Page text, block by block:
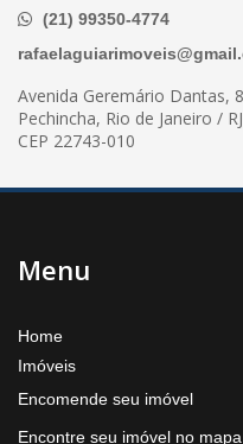
(21) 99350-4774
Avenida Geremário Dantas,
Pechincha, Rio de Janeiro / RJ
CEP 22743-010
Menu
Home
Imóveis
Encomende seu imóvel
Encontre seu imóvel no mapa